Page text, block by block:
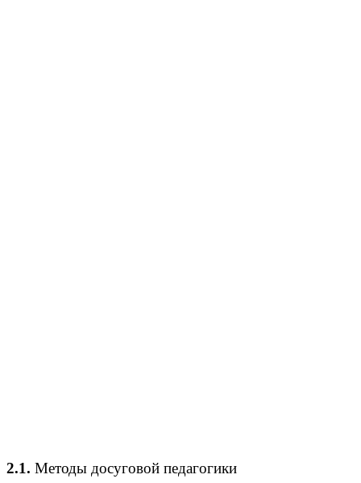
2.1. Методы досуговой педагогики